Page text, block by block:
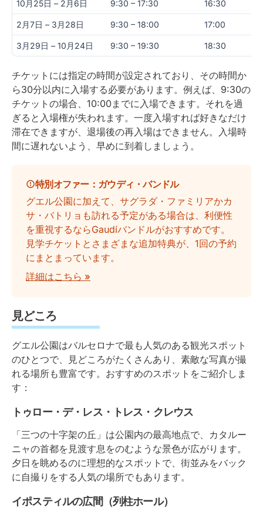
10月25日 – 2月6日 9:30 – 17:30 16:30
2月7日 – 3月28日 9:30 – 18:00 17:00
3月29日 – 10月24日 9:30 – 19:30 18:30
チケットには指定の時間が設定されており、その時間か
ら30分以内に入場する必要があります。例えば、9:30の
チケットの場合、10:00までに入場できます。それを過
ぎると入場権が失われます。一度入場すれば好きなだけ
滞在できますが、退場後の再入場はできません。入場時
間に遅れないよう、早めに到着しましょう。
特別オファー：ガウディ・バンドル
グエル公園に加えて、サグラダ・ファミリアかカ
サ・バトリョも訪れる予定がある場合は、利便性
を重視するならGaudíバンドルがおすすめです。
見学チケットとさまざまな追加特典が、1回の予約
にまとまっています。
詳細はこちら »
見どころ
グエル公園はバルセロナで最も人気のある観光スポット
のひとつで、見どころがたくさんあり、素敵な写真が撮
れる場所も豊富です。おすすめのスポットをご紹介しま
す：
トゥロー・デ・レス・トレス・クレウス
「三つの十字架の丘」は公園内の最高地点で、カタルー
ニャの首都を見渡す息をのむような景色が広がります。
夕日を眺めるのに理想的なスポットで、街並みをバック
に自撮りをする人気の場所でもあります。
イポスティルの広間（列柱ホール）